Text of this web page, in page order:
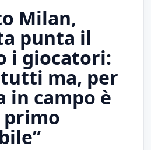
Milan,
punta il
i giocatori:
tutti ma, per
in campo è
primo